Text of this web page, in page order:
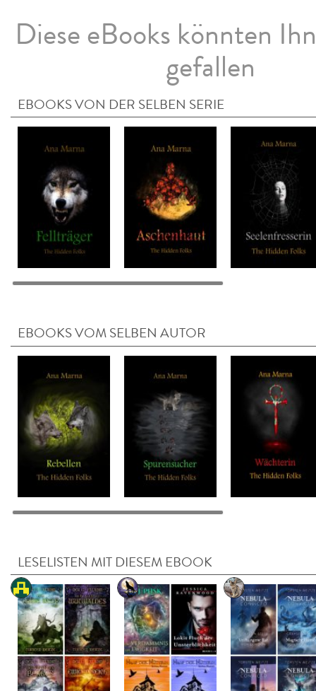
Diese eBooks könnten
gefallen
EBOOKS VON DER SELBEN SERIE
EBOOKS VOM SELBEN AUTOR
LESELISTEN MIT DIESEM EBOOK